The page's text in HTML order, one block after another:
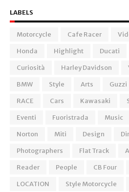
LABELS
Motorcycle Cafe Racer
Honda
Highlight Ducati
Curiosità
Harley Davidson
BMW
Style Arts Guzzi
RACE
Cars Kawasaki
Eventi
Fuoristrada Music
Norton
Miti Design
Photographers
Flat Track
Reader
People CB Four
LOCATION
Style Motorcycle